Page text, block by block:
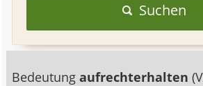
Suchen
Bedeutungaufrechterhalten